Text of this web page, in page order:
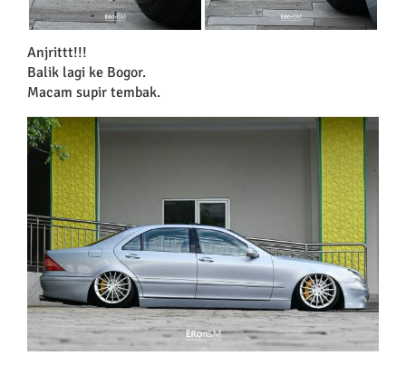
Anjrittt!!!
Balik lagi ke Bogor.
Macam supir tembak.